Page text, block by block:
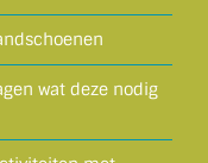
wat deze nodig